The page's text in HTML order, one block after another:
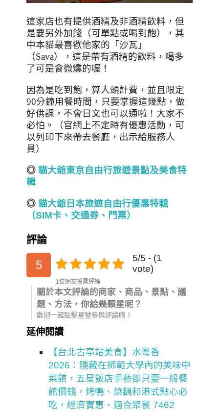
這家店也有提供酒精及非酒精飲料，但
是要另外加錢（可單點或喝到飽），其
中本貓最喜歡他家的「沙瓦」
（Sava），這是帶有酒精的飲料，喝多
了可是會微燻的喔！
因為是吃到飽，算人頭計費，並且限定
90分鐘用餐時間，只要掌握這幾點，做
好供課，不會日文也可以通啦！大家不
必怕。（官網上不定時有優惠活動，可
以列印下來帶去餐廳，出示給服務人
員）
◎ 貓大爺東京自由行旅遊景點及美食特
輯
◎ 貓大爺日本旅遊自由行優惠特輯
（SIM卡、交通券、門票）
評論
5
5/5 - (1
vote)
1位網友投票評論
關於本文評論的商家、商品、景點、議
題、方法，你給幾顆星呢？
歡迎一起點擊星號參與評論唷！
延伸閱讀
【台北古亭站美食】水粵香
2026：隱藏在師範大學內的美味中
菜館，五星飯店手藝卻只要一般餐
館價錢，烤鴨、燒鵝和港式點心必
吃，經濟實惠、適合聚餐 7462